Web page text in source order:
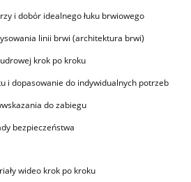
i dobór idealnego łuku brwiowego
linii brwi (architektura brwi)
krok po kroku
i dopasowanie do indywidualnych potrzeb
do zabiegu
bezpieczeństwa
wideo krok po kroku